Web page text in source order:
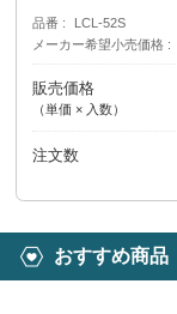
品番
LCL-52S
メーカー希望小売価格
販売価格
（単価 × 入数）
注文数
おすすめ商品